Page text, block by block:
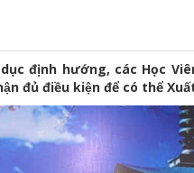
định hướng, các Học
đủ điều kiện để có thể